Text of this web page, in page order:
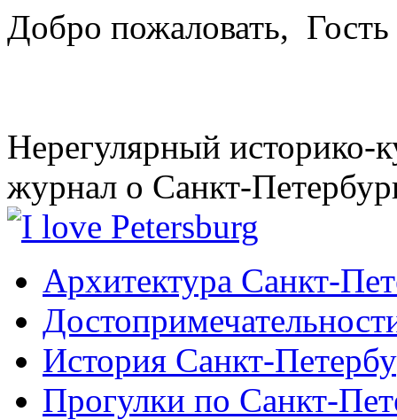
Добро пожаловать, Гость
Нерегулярный историко-
журнал о Санкт-
Архитектура Санкт-
История Санкт-
Прогулки по Санкт-